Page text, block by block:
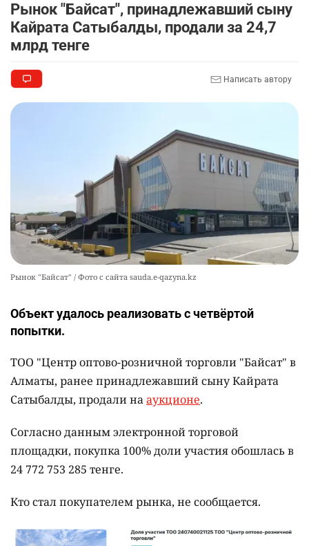
Рынок "Байсат", принадлежавший сыну
Кайрата Сатыбалды, продали за 24,7
млрд тенге
Написать автору
Рынок "Байсат" / Фото с сайта sauda.e-qazyna.kz
Объект удалось реализовать с четвёртой
попытки.
ТОО "Центр оптово-розничной торговли "Байсат" в
Алматы, ранее принадлежавший сыну Кайрата
Сатыбалды, продали нааукционе.
Согласно данным электронной торговой
площадки, покупка 100% доли участия обошлась в
24 772 753 285 тенге.
Кто стал покупателем рынка, не сообщается.